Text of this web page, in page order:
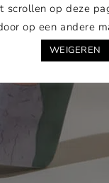
scrollen op deze
op een andere
WEIGEREN